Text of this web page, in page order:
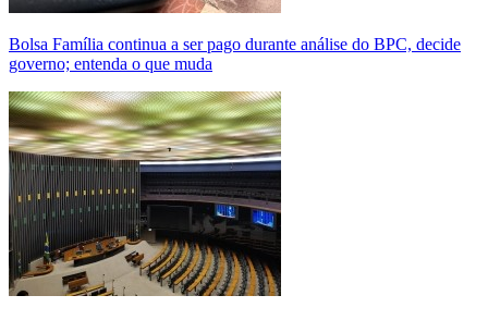
Bolsa Família continua a ser pago durante análise do BPC, decide
governo; entenda o que muda